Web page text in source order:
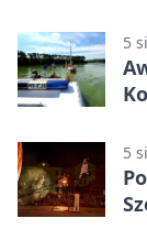
5
5